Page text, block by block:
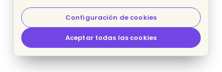
Configuración de cookies
Aceptar todas las cookies